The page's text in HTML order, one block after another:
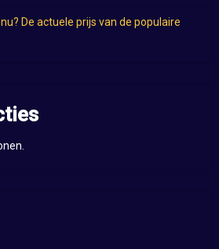
De actuele prijs van de populaire